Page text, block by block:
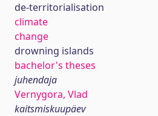
de-territorialisation
climate
change
drowning islands
bachelor's theses
juhendaja
Vernygora, Vlad
kaitsmiskuupäev